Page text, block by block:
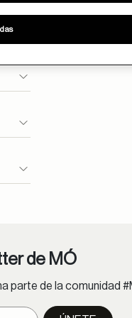
de MÓ
parte de la comunidad